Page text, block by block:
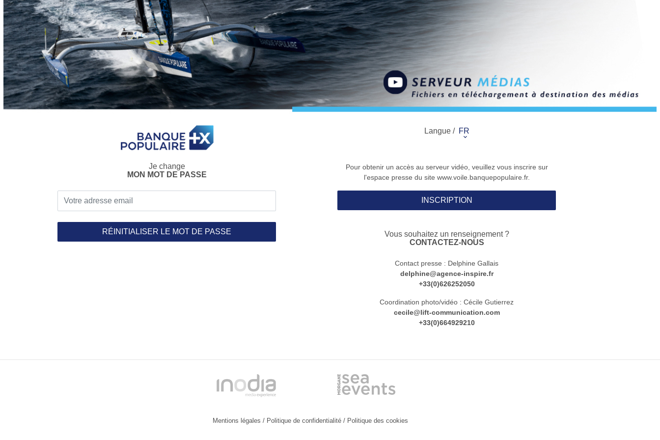
Langue / FR
Je change
MON MOT DE PASSE
RÉINITIALISER LE MOT DE PASSE
Pour obtenir un accès au serveur vidéo, veuillez vous inscrire sur
l'espace presse du site www.voile.banquepopulaire.fr.
INSCRIPTION
Vous souhaitez un renseignement ?
CONTACTEZ-NOUS
Contact presse : Delphine Gallais
delphine@agence-inspire.fr
+33(0)626252050
Coordination photo/vidéo : Cécile Gutierrez
cecile@lift-communication.com
+33(0)664929210
Mentions légales / Politique de confidentialité / Politique des cookies